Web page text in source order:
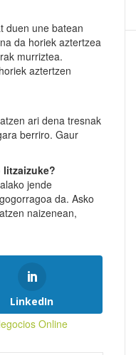
duen une batean
da horiek aztertzea
murriztea.
aztertzen
ari dena tresnak
berriro. Gaur
jende
da. Asko
naizenean,
LinkedIn
Online